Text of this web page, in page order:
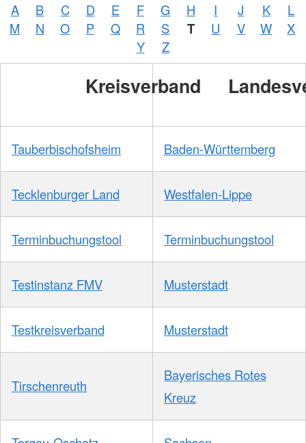
A B C D E F G H I J K
L
M
N O P Q R S T U V W
X
Y
Z
Kreisverband
Tauberbischofsheim Baden-Württemberg
Tecklenburger Land Westfalen-Lippe
Terminbuchungstool Terminbuchungstool
Testinstanz FMV Musterstadt
Testkreisverband Musterstadt
Tirschenreuth
Bayerisches Rotes
Kreuz